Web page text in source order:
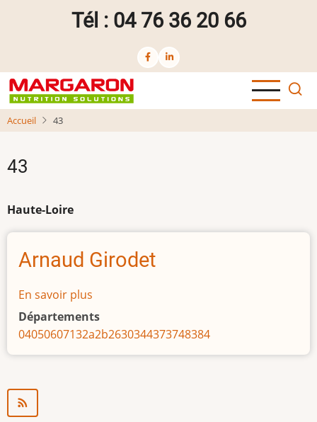
Tél : 04 76 36 20 66
Accueil 43
43
Haute-Loire
Arnaud Girodet
En savoir plus
Arnaud
Girodet
Départements
04050607132a2b2630344373748384